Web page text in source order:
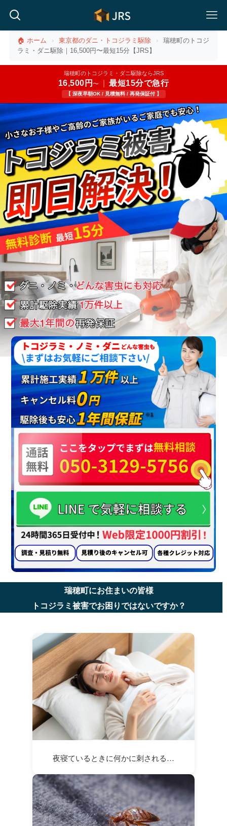
🏠 ホーム › 東京都のダニ・トコジラミ駆除 ›
瑞穂町のトコジ
ラミ・ダニ駆除｜16,500円〜最短15分【JRS】
瑞穂町のトコジラミ・ダニ駆除ならJRS
16,500円〜 最短15分で急行
【 深夜早朝OK / 見積無料 / 再発保証付 】
瑞穂町にお住まいの皆様
トコジラミ被害でお困りではないですか？
夜寝ているときに何かに刺される…